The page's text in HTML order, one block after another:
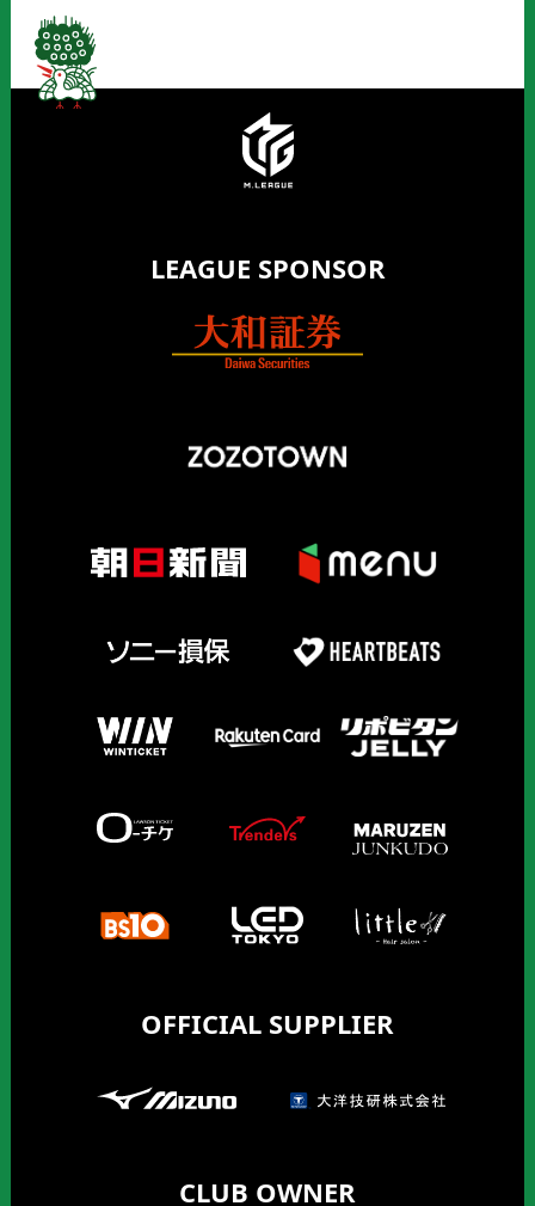
LEAGUE SPONSOR
OFFICIAL SUPPLIER
CLUB OWNER